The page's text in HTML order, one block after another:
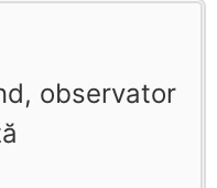
observator